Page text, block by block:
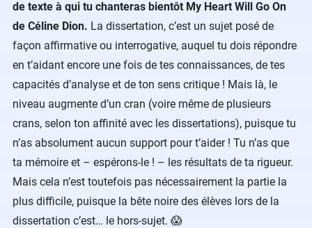
de texte à qui tu chanteras bientôt My Heart Will Go On
de Céline Dion. La dissertation, c’est un sujet posé de
façon affirmative ou interrogative, auquel tu dois répondre
en t’aidant encore une fois de tes connaissances, de tes
capacités d’analyse et de ton sens critique ! Mais là, le
niveau augmente d’un cran (voire même de plusieurs
crans, selon ton affinité avec les dissertations), puisque tu
n’as absolument aucun support pour t’aider ! Tu n’as que
ta mémoire et – espérons-le ! – les résultats de ta rigueur.
Mais cela n’est toutefois pas nécessairement la partie la
plus difficile, puisque la bête noire des élèves lors de la
dissertation c’est… le hors-sujet. 😱